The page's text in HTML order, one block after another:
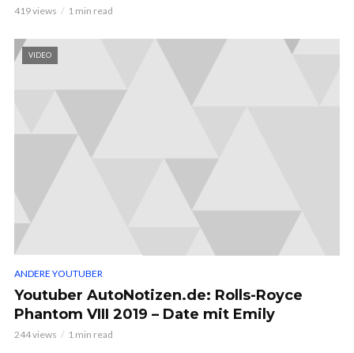
419 views 1 min read
VIDEO
ANDERE YOUTUBER
Youtuber AutoNotizen.de: Rolls-Royce
Phantom VIII 2019 – Date mit Emily
244 views 1 min read